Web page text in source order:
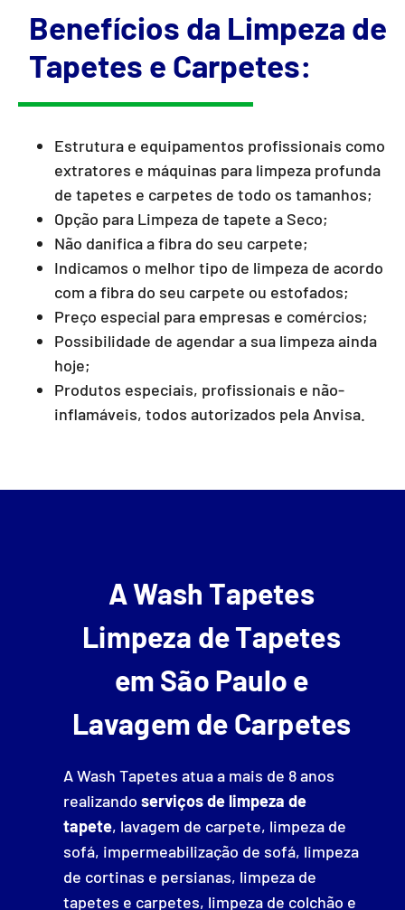
Benefícios da Limpeza de
Tapetes e Carpetes:
Estrutura e equipamentos profissionais como
extratores e máquinas para limpeza profunda
de tapetes e carpetes de todo os tamanhos;
Opção para Limpeza de tapete a Seco;
Não danifica a fibra do seu carpete;
Indicamos o melhor tipo de limpeza de acordo
com a fibra do seu carpete ou estofados;
Preço especial para empresas e comércios;
Possibilidade de agendar a sua limpeza ainda
hoje;
Produtos especiais, profissionais e não-
inflamáveis, todos autorizados pela Anvisa.
A Wash Tapetes
Limpeza de Tapetes
em São Paulo e
Lavagem de Carpetes
A Wash Tapetes atua a mais de 8 anos
realizando serviços de limpeza de
tapete, lavagem de carpete, limpeza de
sofá, impermeabilização de sofá, limpeza
de cortinas e persianas, limpeza de
tapetes e carpetes, limpeza de colchão e